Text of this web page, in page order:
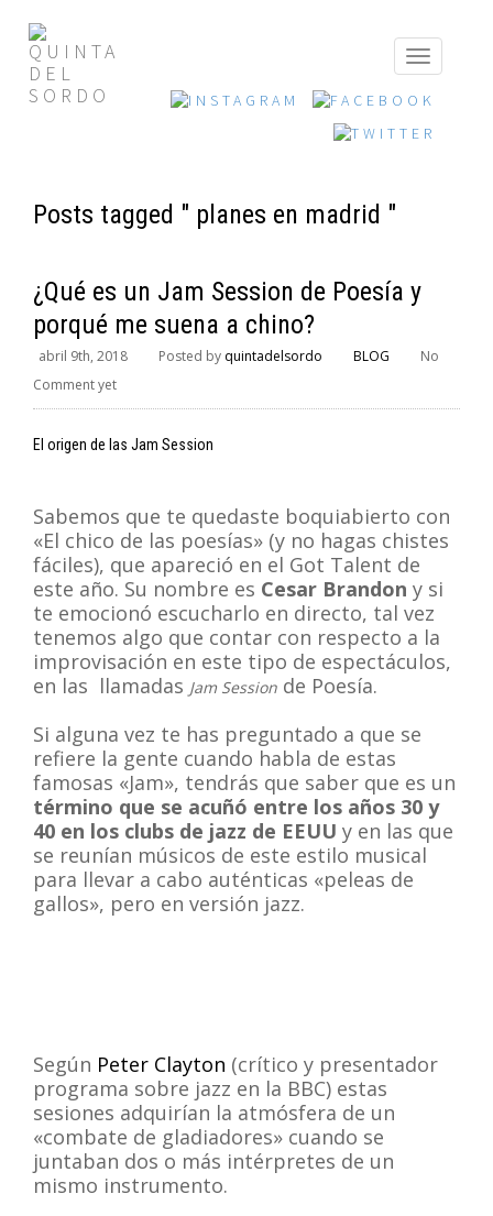
Posts tagged " planes en madrid "
¿Qué es un Jam Session de Poesía y
porqué me suena a chino?
abril 9th, 2018 Posted by quintadelsordo BLOG
No
Comment yet
El origen de las Jam Session
Sabemos que te quedaste boquiabierto con
«El chico de las poesías» (y no hagas chistes
fáciles), que apareció en el Got Talent de
este año. Su nombre es Cesar Brandon y si
te emocionó escucharlo en directo, tal vez
tenemos algo que contar con respecto a la
improvisación en este tipo de espectáculos,
en las llamadas Jam Session de Poesía.
Si alguna vez te has preguntado a que se
refiere la gente cuando habla de estas
famosas «Jam», tendrás que saber que es un
término que se acuñó entre los años 30 y
40 en los clubs de jazz de EEUU y en las que
se reunían músicos de este estilo musical
para llevar a cabo auténticas «peleas de
gallos», pero en versión jazz.
Según Peter Clayton (crítico y presentador
programa sobre jazz en la BBC) estas
sesiones adquirían la atmósfera de un
«combate de gladiadores» cuando se
juntaban dos o más intérpretes de un
mismo instrumento.